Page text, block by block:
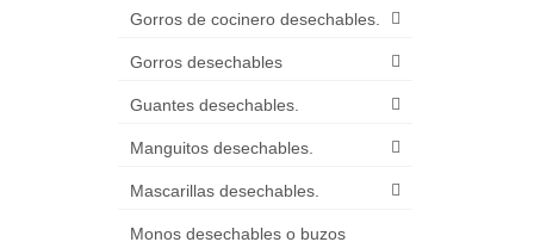
Gorros de cocinero desechables.
Gorros desechables
Guantes desechables.
Manguitos desechables.
Mascarillas desechables.
Monos desechables o buzos